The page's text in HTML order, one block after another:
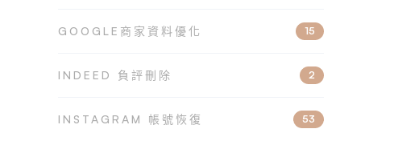
GOOGLE商家資料優化 15
INDEED 負評刪除 2
INSTAGRAM 帳號恢復 53